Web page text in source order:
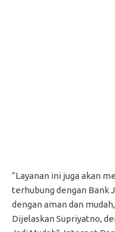
“Layanan ini juga akan
terhubung dengan Bank
dengan aman dan
Dijelaskan Supriyatno,